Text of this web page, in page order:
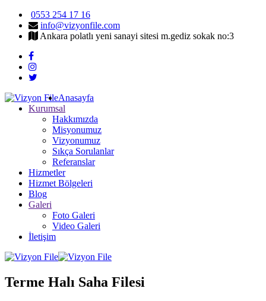
0553 254 17 16
info@vizyonfile.com
Ankara polatlı yeni sanayi sitesi m.gediz sokak no:3
Anasayfa
Kurumsal
Hakkımızda
Misyonumuz
Vizyonumuz
Sıkça Sorulanlar
Referanslar
Hizmetler
Hizmet Bölgeleri
Blog
Galeri
Foto Galeri
Video Galeri
İletişim
Terme Halı Saha Filesi